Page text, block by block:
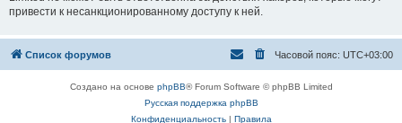
привести к несанкционированному доступу к ней.
Список форумов Часовой пояс: UTC+03:00
Создано на основе phpBB® Forum Software © phpBB Limited
Русская поддержка phpBB
Конфиденциальность| Правила